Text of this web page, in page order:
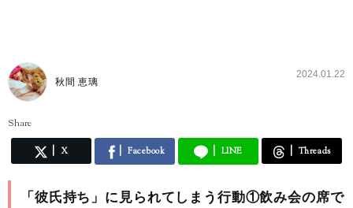
秋間 恵璃
2024.01.22
Share
X Facebook LINE Threads
「彼氏持ち」に見られてしまう行動①飲み会の席で